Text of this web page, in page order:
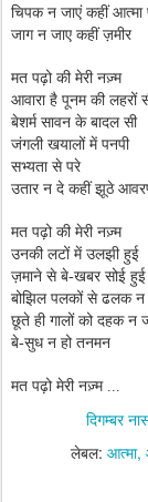
चिपक न जाएं कहीं आत्मा
जाग न जाए कहीं ज़मीर
मत पढ़ो की मेरी नज़्म
आवारा है पूनम की लहरों
बेशर्म सावन के बादल सी
जंगली खयालों में पनपी
सभ्यता से परे
उतार न दे कहीं झूठे
मत पढ़ो की मेरी नज़्म
उनकी लटों में उलझी हुई
ज़माने से बे-खबर सोई हुई
बोझिल पलकों से ढलक न
छूते ही गालों को दहक न
बे-सुध न हो तनमन
मत पढ़ो मेरी नज़्म ...
दिगम्बर
लेबल: आत्मा